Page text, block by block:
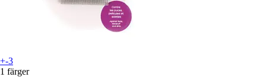
+-3
1 färger